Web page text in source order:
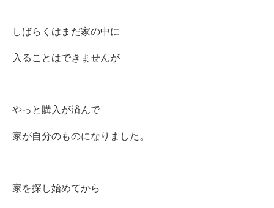
しばらくはまだ家の中に
入ることはできませんが
やっと購入が済んで
家が自分のものになりました。
家を探し始めてから